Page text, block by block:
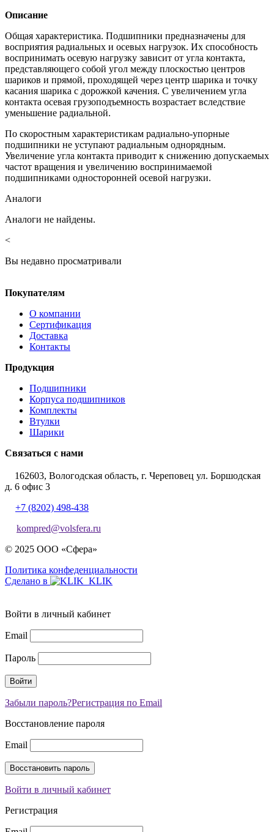
Описание
Общая характеристика. Подшипники предназначены для
восприятия радиальных и осевых нагрузок. Их способность
воспринимать осевую нагрузку зависит от угла контакта,
представляющего собой угол между плоскостью центров
шариков и прямой, проходящей через центр шарика и точку
касания шарика с дорожкой качения. С увеличением угла
контакта осевая грузоподъемность возрастает вследствие
уменьшение радиальной.
По скоростным характеристикам радиально-упорные
подшипники не уступают радиальным однорядным.
Увеличение угла контакта приводит к снижению допускаемых
частот вращения и увеличению воспринимаемой
подшипниками односторонней осевой нагрузки.
Аналоги
Аналоги не найдены.
<
Вы недавно просматривали
Покупателям
О компании
Сертификация
Доставка
Контакты
Продукция
Подшипники
Корпуса подшипников
Комплекты
Втулки
Шарики
Связаться с нами
162603, Вологодская область, г. Череповец ул. Боршодская
д. 6 офис 3
+7 (8202) 498-438
kompred@volsfera.ru
© 2025 ООО «Сфера»
Политика конфеденциальности
Сделано в
Войти в личный кабинет
Email
Пароль
Забыли пароль?Регистрация по Email
Восстановление пароля
Email
Войти в личный кабинет
Регистрация